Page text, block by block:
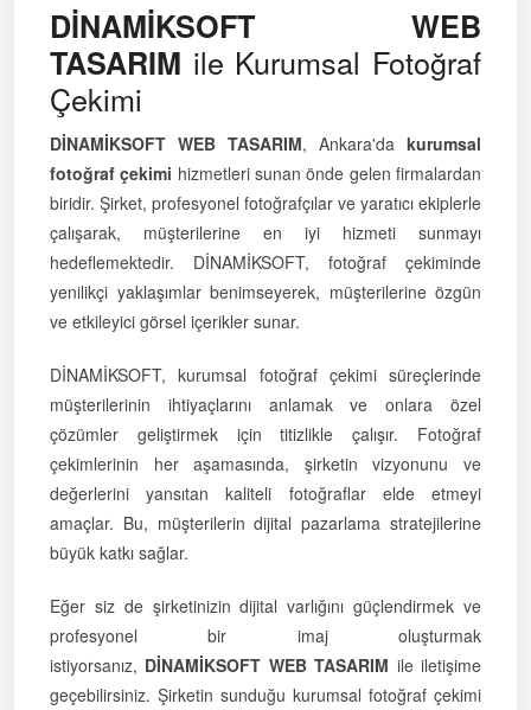
DİNAMİKSOFT WEB
TASARIM ile Kurumsal Fotoğraf
Çekimi
DİNAMİKSOFT WEB TASARIM, Ankara'da kurumsal
fotoğraf çekimi hizmetleri sunan önde gelen firmalardan
biridir. Şirket, profesyonel fotoğrafçılar ve yaratıcı ekiplerle
çalışarak, müşterilerine en iyi hizmeti sunmayı
hedeflemektedir. DİNAMİKSOFT, fotoğraf çekiminde
yenilikçi yaklaşımlar benimseyerek, müşterilerine özgün
ve etkileyici görsel içerikler sunar.
DİNAMİKSOFT, kurumsal fotoğraf çekimi süreçlerinde
müşterilerinin ihtiyaçlarını anlamak ve onlara özel
çözümler geliştirmek için titizlikle çalışır. Fotoğraf
çekimlerinin her aşamasında, şirketin vizyonunu ve
değerlerini yansıtan kaliteli fotoğraflar elde etmeyi
amaçlar. Bu, müşterilerin dijital pazarlama stratejilerine
büyük katkı sağlar.
Eğer siz de şirketinizin dijital varlığını güçlendirmek ve
profesyonel bir imaj oluşturmak
istiyorsanız, DİNAMİKSOFT WEB TASARIM ile iletişime
geçebilirsiniz. Şirketin sunduğu kurumsal fotoğraf çekimi